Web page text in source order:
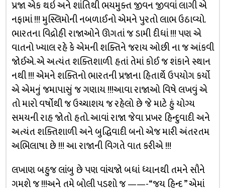
પ્રજા એક થઇ અને શાંતિથી ભયમુક્ત જીવન જીવવાં લાગી એ
નફામાં !!! મુસ્લિમોની નબળાઈનો એમને પુરતો લાભ ઉઠાવ્યો.
ભારતના વિદ્રોહી રાજાઓને ઊગતાં જ ડામી દીધાં !!! પણ એ
વાતનો ખ્યાલ રહે કે એમની શક્તિને જરાય ઓછી ના જ આંકવી
જોઈએ. એ અત્યંત શક્તિશાળી હતાં તેમાં કોઈ જ શંકાને સ્થાન
નથી !!! એમને શક્તિનો ભારતની પ્રજાના હિતાર્થે ઉપયોગ કર્યો
એ એમનું જમાપાસું જ ગણાય !!!આવા રાજાઓ વિષે લખવું એ
તો મારો વર્ષોથી જ ઉચ્ચાશય જ રહેલો છે જે માટે હું યોગ્ય
સમયની રાહ જોતો હતો. આવાં રાજા જેવા પ્રખર હિન્દુવાદી અને
અત્યંત શક્તિશાળી અને બુદ્ધિવાદી બનો એજ મારી અંતરતમ
અભિલાષા છે !!! આ રાજાની વિગતે વાત કરીએ !!!
લખાણ બહુજ લાંબુ છે પણ વાંચજો બધાં ધ્યાનથી તમને સૌને
ગમશે જ !!!અને તમે બોલી પડશો જ ——-“જય હિન્દ ” એમાં